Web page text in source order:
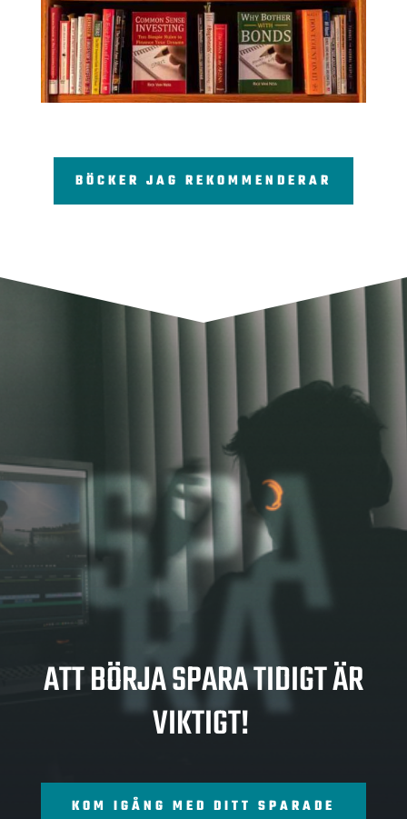
BÖCKER JAG REKOMMENDERAR
SPA
RA
ATT BÖRJA SPARA TIDIGT ÄR
VIKTIGT!
KOM IGÅNG MED DITT SPARADE